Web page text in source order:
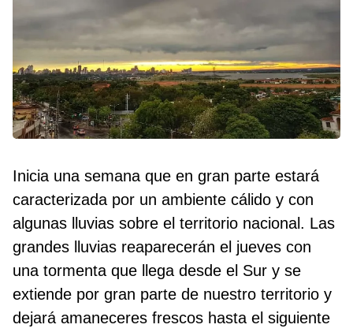
Inicia una semana que en gran parte estará
caracterizada por un ambiente cálido y con
algunas lluvias sobre el territorio nacional. Las
grandes lluvias reaparecerán el jueves con
una tormenta que llega desde el Sur y se
extiende por gran parte de nuestro territorio y
dejará amaneceres frescos hasta el siguiente